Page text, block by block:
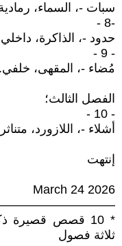
سبات -، السماء،
-8 -
حدود -، الذاكرة،
- 9 -
مُضاء -، المقهى،
الفصل الثالث؛
- 10 -
أشلاء -، اللازورد،
إنتهت
March 24 2026
* 10 قصص قصيرة
ثلاثة فصول